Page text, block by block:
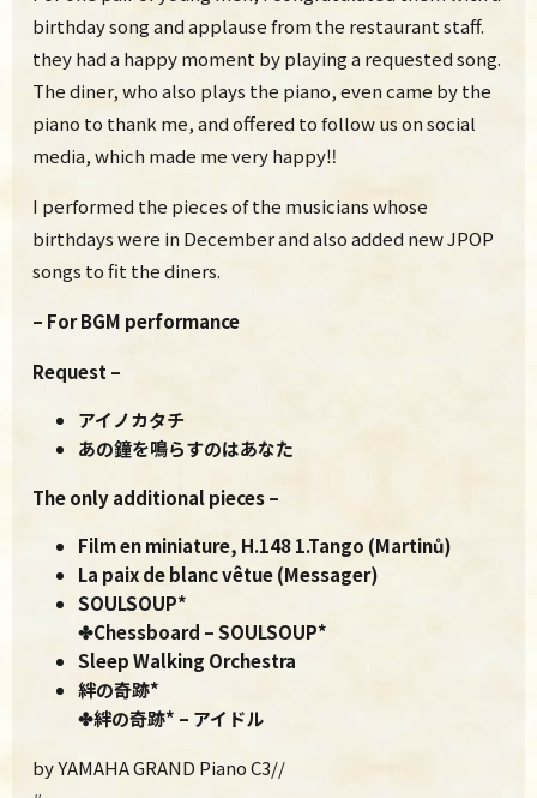
birthday song and applause from the restaurant staff.
they had a happy moment by playing a requested song.
The diner, who also plays the piano, even came by the
piano to thank me, and offered to follow us on social
media, which made me very happy‼
I performed the pieces of the musicians whose
birthdays were in December and also added new JPOP
songs to fit the diners.
– For BGM performance
Request –
アイノカタチ
あの鐘を鳴らすのはあなた
The only additional pieces –
Film en miniature, H.148 1.Tango (Martinů)
La paix de blanc vêtue (Messager)
SOULSOUP*
✤Chessboard – SOULSOUP*
Sleep Walking Orchestra
絆の奇跡*
✤絆の奇跡* – アイドル
by YAMAHA GRAND Piano C3//